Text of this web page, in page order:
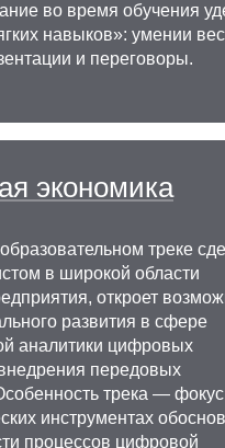
во время обучения
навыков»: умении
и переговоры.
экономика
треке
в широкой области
откроет
развития в сфере
аналитики цифровых
передовых
трека — фокус
инструментах
процессов цифровой